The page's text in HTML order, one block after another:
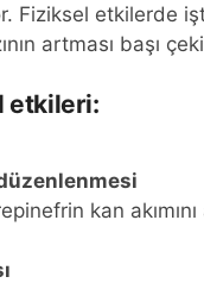
Fiziksel etkilerde
artması başı
etkileri:
düzenlenmesi
kan akımını